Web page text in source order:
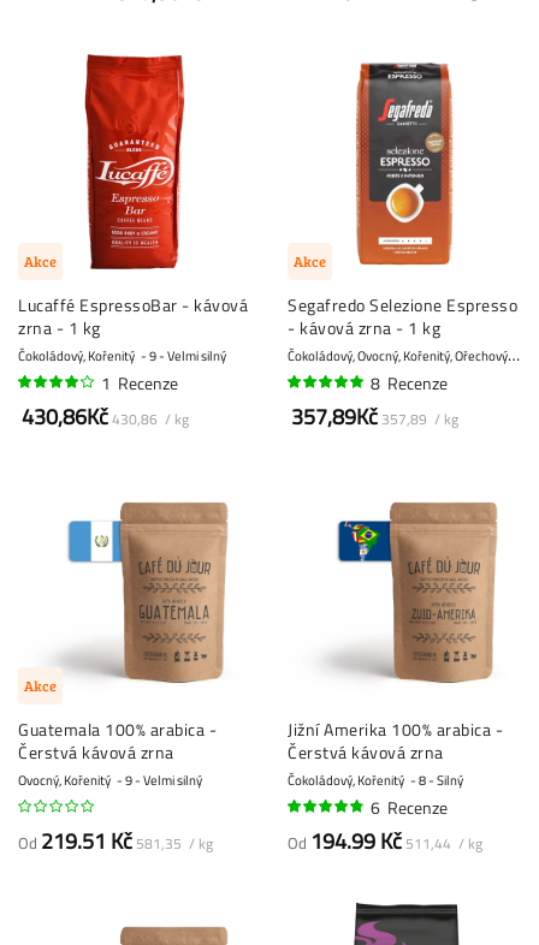
Akce
Lucaffé EspressoBar - kávová
zrna - 1 kg
Čokoládový, Kořenitý 9 - Velmi silný
1 Recenze
430,86Kč430,86 / kg
Akce
Segafredo Selezione Espresso
- kávová zrna - 1 kg
Č
okoládový, Ovocný, Kořenitý, Ořechový, Vanilkový
8 Recenze
357,89Kč 357,89 / kg
Akce
Guatemala 100% arabica -
Čerstvá kávová zrna
Ovocný, Kořenitý 9 - Velmi silný
Od 219.51 Kč 581,35 / kg
Jižní Amerika 100% arabica -
Čerstvá kávová zrna
Čokoládový, Kořenitý 8 - Silný
6 Recenze
Od 194.99 Kč 511,44 / kg